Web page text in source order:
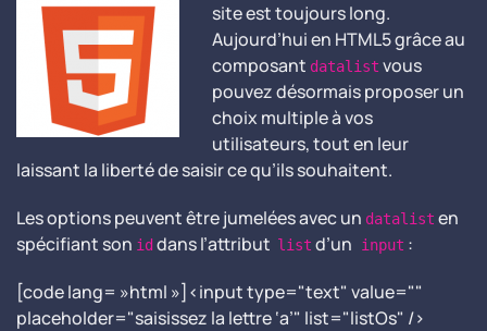
site est toujours long.
Aujourd’hui en HTML5 grâce au
composant datalist vous
pouvez désormais proposer un
choix multiple à vos
utilisateurs, tout en leur
laissant la liberté de saisir ce qu’ils souhaitent.
Les options peuvent être jumelées avec un datalist en
spécifiant son id dans l’attribut list d’un input :
[code lang= »html »]<input type="text" value=""
placeholder="saisissez la lettre ‘a’" list="listOs" />